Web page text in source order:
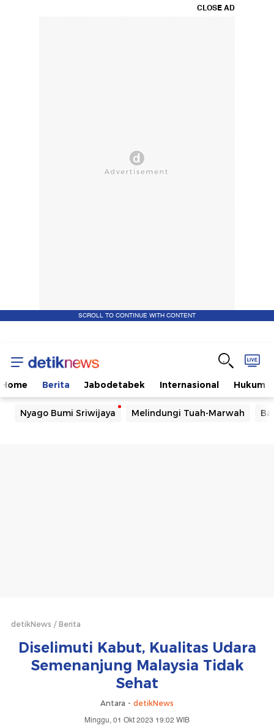
CLOSE AD
SCROLL TO CONTINUE WITH CONTENT
Home Berita Jabodetabek Internasional Hukum
Nyago Bumi Sriwijaya Melindungi Tuah-Marwah
detikNews Berita
Diselimuti Kabut, Kualitas Udara
Semenanjung Malaysia Tidak
Sehat
Antara - detikNews
Minggu, 01 Okt 2023 19:02 WIB